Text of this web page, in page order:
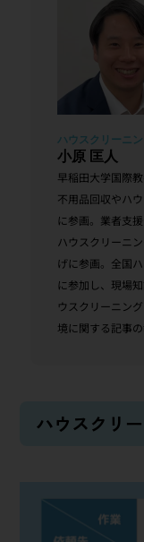
小原 匡人
早稲田大学国際
不用品回収やハ
に参画。業者支
ハウスクリーニ
げに参画。全国
に参加し、現場
ウスクリーニン
境に関する記事
ハウスクリ